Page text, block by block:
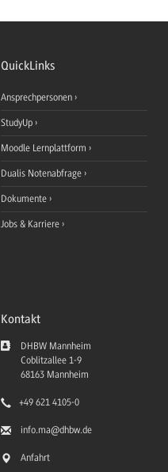
QuickLinks
Ansprechpersonen
StudyUp
Moodle Lernplattform
Dualis Notenabfrage
Dokumente
Jobs & Karriere
Kontakt
DHBW Mannheim
Coblitzallee 1-9
68163 Mannheim
+49 621 4105-0
info.ma@dhbw.de
Anfahrt